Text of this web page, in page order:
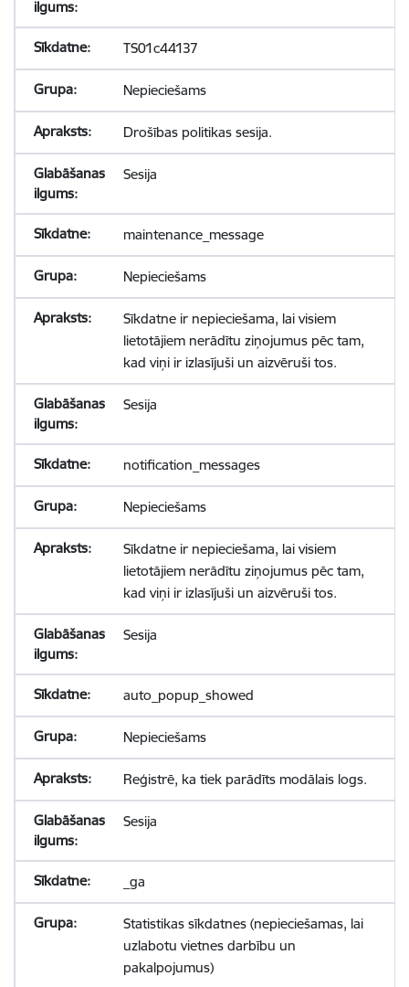
TS01c44137
Nepieciešams
Drošības politikas sesija.
Sesija
maintenance_message
Nepieciešams
Sīkdatne ir nepieciešama, lai visiem
lietotājiem nerādītu ziņojumus pēc tam,
kad viņi ir izlasījuši un aizvēruši tos.
Sesija
notification_messages
Nepieciešams
Sīkdatne ir nepieciešama, lai visiem
lietotājiem nerādītu ziņojumus pēc tam,
kad viņi ir izlasījuši un aizvēruši tos.
Sesija
auto_popup_showed
Nepieciešams
Reģistrē, ka tiek parādīts modālais logs.
Sesija
_ga
Statistikas sīkdatnes (nepieciešamas, lai
uzlabotu vietnes darbību un
pakalpojumus)